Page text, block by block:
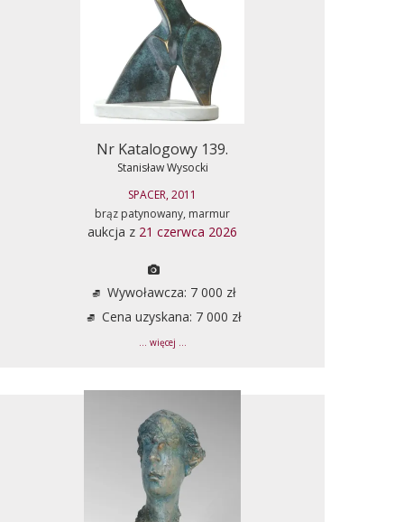
Nr Katalogowy 139.
Stanisław Wysocki
SPACER, 2011
brąz patynowany, marmur
aukcja z 21 czerwca 2026
Wywoławcza: 7 000 zł
Cena uzyskana: 7 000 zł
... więcej ...